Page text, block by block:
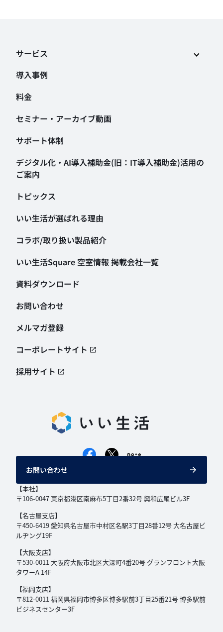
【本社】
〒106-0047 東京都港区南麻布5丁目2番32号興和広尾ビル3F
【名古屋支店】
〒450-6419 愛知県名古屋市中村区名駅3丁目28番12号 大名古屋ビ
ルヂング19F
【大阪支店】
〒530-0011 大阪府大阪市北区大深町4番20号 グランフロント大阪
タワーA 14F
【福岡支店】
〒812-0011 福岡県福岡市博多区博多駅前3丁目25番21号 博多駅前
ビジネスセンター3F
お問い合わせ
導入事例
料金
セミナー・アーカイブ動画
サポート体制
デジタル化・AI導入補助金(旧：IT導入補助金)活用の
ご案内
トピックス
いい生活が選ばれる理由
コラボ/取り扱い製品紹介
いい生活Square 空室情報 掲載会社一覧
資料ダウンロード
お問い合わせ
メルマガ登録
コーポレートサイト
採用サイト
サービス